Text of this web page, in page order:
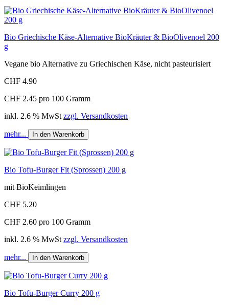
Bio Griechische Käse-Alternative BioKräuter & BioOlivenoel 200
g
Vegane bio Alternative zu Griechischen Käse, nicht pasteurisiert
CHF 4.90
CHF 2.45 pro 100 Gramm
inkl. 2.6 % MwSt zzgl. Versandkosten
mehr... In den Warenkorb
Bio Tofu-Burger Fit (Sprossen) 200 g
mit BioKeimlingen
CHF 5.20
CHF 2.60 pro 100 Gramm
inkl. 2.6 % MwSt zzgl. Versandkosten
mehr... In den Warenkorb
Bio Tofu-Burger Curry 200 g